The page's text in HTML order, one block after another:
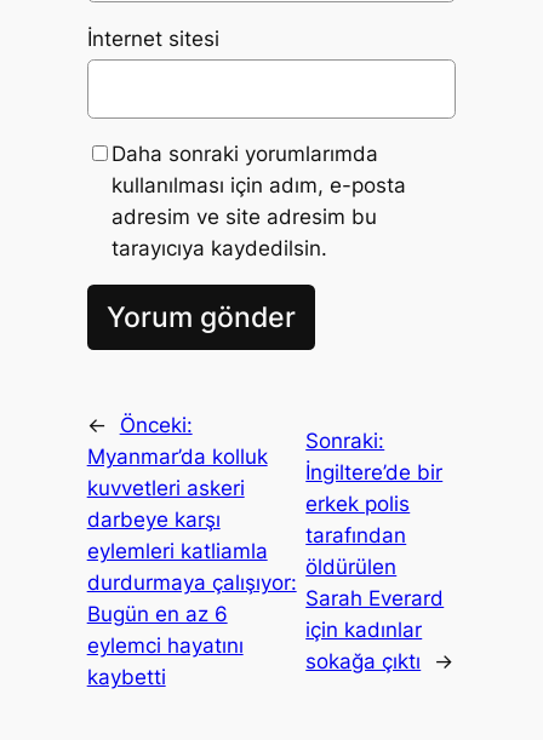
İnternet sitesi
Daha sonraki yorumlarımda
kullanılması için adım, e-posta
adresim ve site adresim bu
tarayıcıya kaydedilsin.
←
Önceki:
Myanmar’da kolluk
kuvvetleri askeri
darbeye karşı
eylemleri katliamla
durdurmaya çalışıyor:
Bugün en az 6
eylemci hayatını
kaybetti
Sonraki:
İngiltere’de bir
erkek polis
tarafından
öldürülen
Sarah Everard
için kadınlar
sokağa çıktı
→